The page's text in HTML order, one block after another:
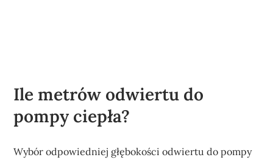
Ile metrów odwiertu do
pompy ciepła?
Wybór odpowiedniej głębokości odwiertu do pompy